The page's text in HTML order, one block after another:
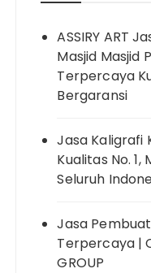
ASSIRY ART
Masjid Masjid
Terpercaya
Bergaransi
Jasa Kaligrafi
Kualitas No.
Seluruh
Jasa
Terpercaya |
GROUP